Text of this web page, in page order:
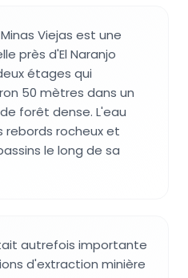
Viejas est une
près d'El Naranjo
étages qui
50 mètres dans un
forêt dense. L'eau
rebords rocheux et
le long de sa
autrefois importante
d'extraction minière